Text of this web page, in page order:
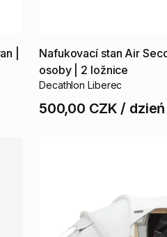
Nafukovací stan Air
osoby
2 ložnice
Decathlon Liberec
500,00 CZK / dzień